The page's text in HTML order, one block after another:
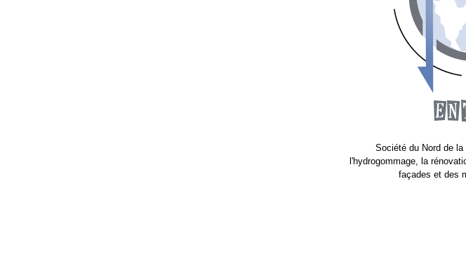
Société du Nord de
l'hydrogommage, la
façades et des